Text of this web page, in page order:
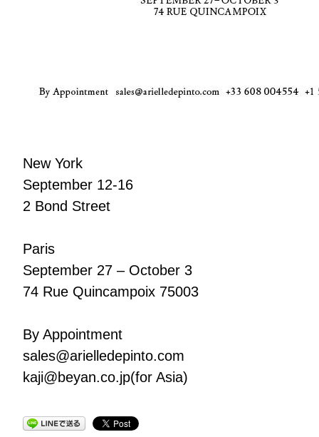
New York
September 12-16
2 Bond Street
Paris
September 27 – October 3
74 Rue Quincampoix 75003
By Appointment
sales@arielledepinto.com
kaji@beyan.co.jp(for Asia)